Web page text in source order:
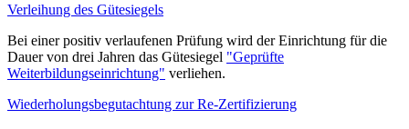
Verleihung des Gütesiegels
Bei einer positiv verlaufenen Prüfung wird der Einrichtung für die
Dauer von drei Jahren das Gütesiegel "Geprüfte
Weiterbildungseinrichtung" verliehen.
Wiederholungsbegutachtung zur Re-Zertifizierung